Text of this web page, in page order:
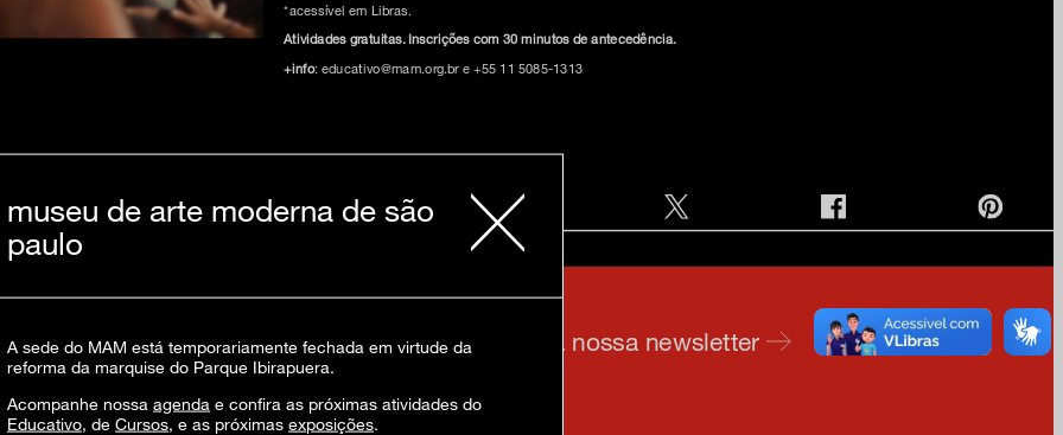
*acessível em Libras.
Atividades gratuitas. Inscrições com 30 minutos de antecedência.
+info: educativo@mam.org.br e +55 11 5085-1313
inscreva-se na nossa newsletter
museu de arte moderna de são
paulo
A sede do MAM está temporariamente fechada em virtude da
reforma da marquise do Parque Ibirapuera.
Acompanhe nossa agenda e confira as próximas atividades do
Educativo, de Cursos, e as próximas exposições.